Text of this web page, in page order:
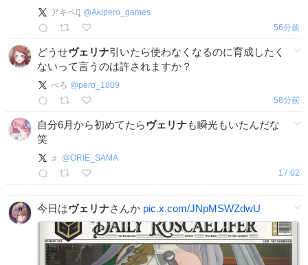
アキペロ̻ @Akipero_games
56分前
どうせヴェリナ引いたら使わなくなるのに育成したく
ないって言うのは許されますか？
ぺろ @pero_1809
58分前
自分6月から初めてたらヴェリナも瞬光もいたんだな
笑
♬ @ORIE_SAMA
17:02
今日はヴェリナさんか pic.x.com/JNpMSWZdwU